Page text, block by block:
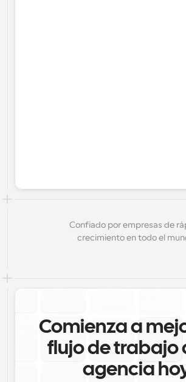
Confiado por empresas de
crecimiento en todo el
Comienza a
flujo de trabajo
agencia